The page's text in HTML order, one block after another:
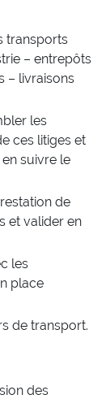
transports
– entrepôts
– livraisons
les
ces litiges et
suivre le
de
et valider en
les
place
de transport.
des